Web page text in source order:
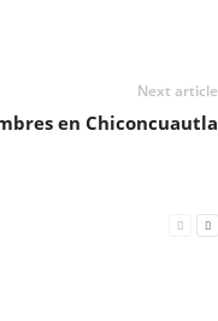
Next article
en Chiconcuautla